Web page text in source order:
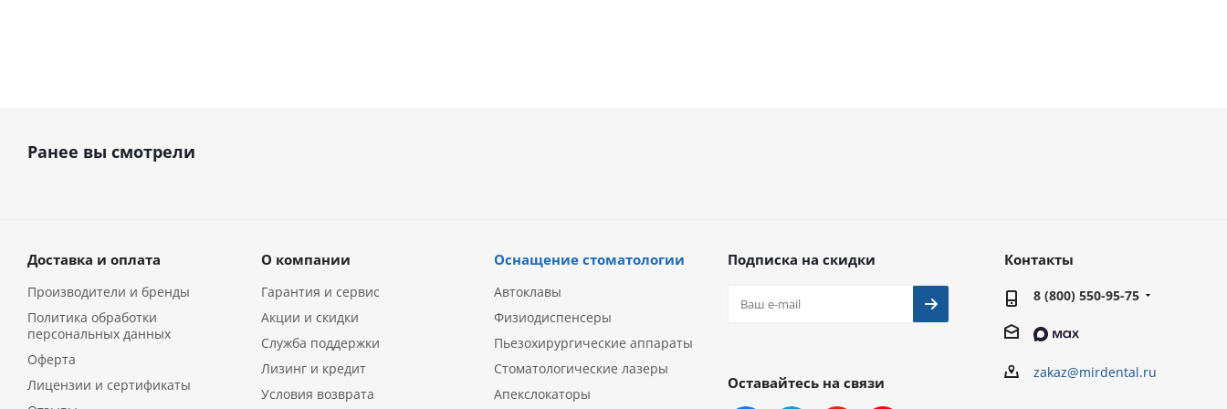
Ранее вы смотрели
Доставка и оплата
Производители и бренды
Политика обработки
персональных данных
Оферта
Лицензии и сертификаты
О компании
Гарантия и сервис
Акции и скидки
Служба поддержки
Лизинг и кредит
Условия возврата
Оснащение стоматологии
Автоклавы
Физиодиспенсеры
Пьезохирургические аппараты
Стоматологические лазеры
Апекслокаторы
Подписка на скидки
Оставайтесь на связи
Контакты
8 (800) 550-95-75
zakaz@mirdental.ru